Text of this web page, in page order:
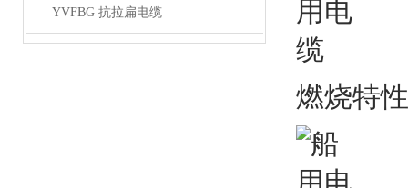
YVFBG 抗拉扁电缆
燃烧特